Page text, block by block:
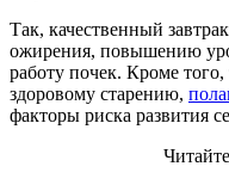
Так, качественный
ожирения, повышению
работу почек. Кроме
здоровому старению,
факторы риска развития